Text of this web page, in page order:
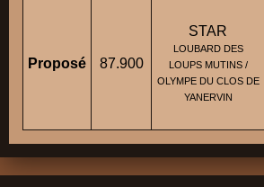
Proposé 87.900
STAR
LOUBARD DES
LOUPS MUTINS /
OLYMPE DU CLOS DE
YANERVIN